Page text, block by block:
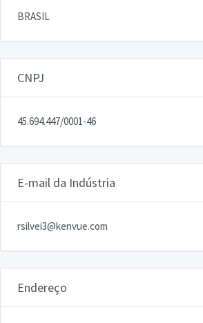
BRASIL
CNPJ
45.694.447/0001-46
E-mail da Indústria
rsilvei3@kenvue.com
Endereço